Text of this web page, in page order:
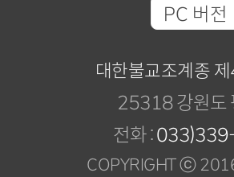
PC 버전
대한불교조계종
25318 강원도
전화 :
COPYRIGHT ⓒ